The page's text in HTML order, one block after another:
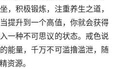
，积极锻炼，注重养生之道，
提升到一个高值，你就会获得
一种不可思议的状态。戒色说
能量，千万不可滥撸滥泄，随
资源。